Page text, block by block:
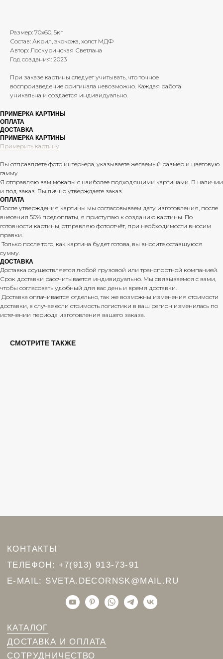
Размер: 70х60, 5кг
Состав: Акрил, экокожа, холст МДФ
Автор: Лоскуринская Светлана
Год создания: 2023
При заказе картины следует учитывать, что точное
воспроизведение оригинала невозможно. Каждая работа
уникальна и создается индивидуально.
ПРИМЕРКА КАРТИНЫ
ОПЛАТА
ДОСТАВКА
ПРИМЕРКА КАРТИНЫ
Примерить картину
Вы отправляете фото интерьера, указываете желаемый размер и цветовую
гамму
Я отправляю вам мокапы с наиболее подходящими картинами. В наличии
и под заказ. Вы лично утверждаете заказ.
ОПЛАТА
После утверждения картины мы согласовываем дату изготовления, после
внесения 50% предоплаты, я приступаю к созданию картины. По
готовности картины, отправляю фотоотчёт, при необходимости вносим
правки.
Только после того, как картина будет готова, вы вносите оставшуюся
сумму.
ДОСТАВКА
Доставка осуществляется любой грузовой или транспортной компанией.
Срок доставки рассчитывается индивидуально. Мы связываемся с вами,
чтобы согласовать удобный для вас день и время доставки.
Доставка оплачивается отдельно, так же возможны изменения стоимости
доставки, в случае если стоимость логистики в ваш регион изменилась по
истечении периода изготовления вашего заказа.
СМОТРИТЕ ТАКЖЕ
КАТАЛОГ
ПРИМЕРКА КАРТИНЫ
ТЕЛЕФОН:+7(913) 913-73-91
E-MAIL: SVETA.DECORNSK@MAIL.RU
КОНТАКТЫ